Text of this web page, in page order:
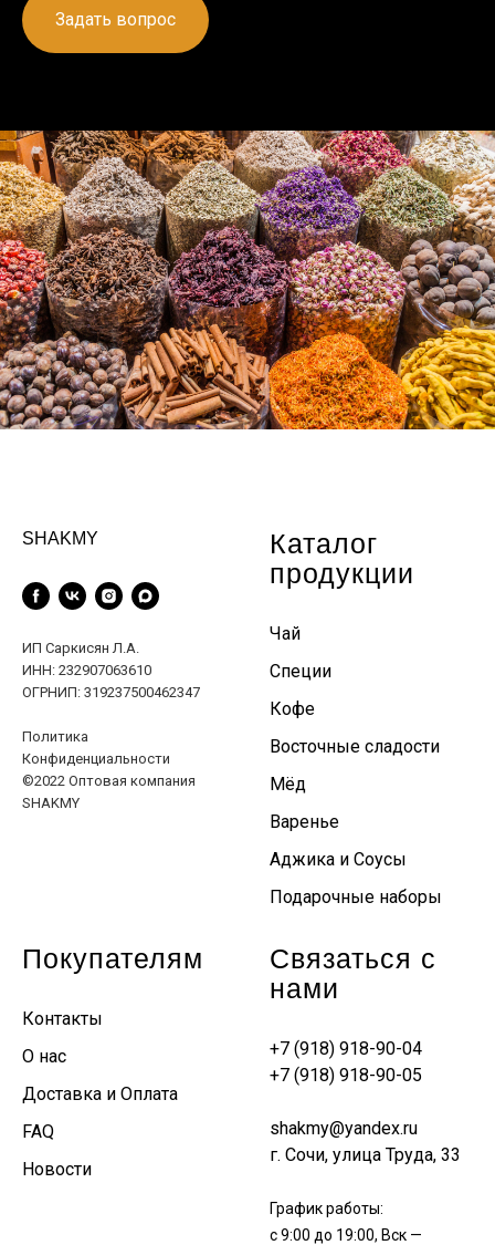
Задать вопрос
SHAKMY
ИП Саркисян Л.А.
ИНН: 232907063610
ОГРНИП: 319237500462347
Политика
Конфиденциальности
©2022 Оптовая компания
SHAKMY
Каталог
продукции
Чай
Специи
Кофе
Восточные сладости
Мёд
Варенье
Аджика и Соусы
Подарочные наборы
Покупателям
Контакты
О нас
Доставка и Оплата
FAQ
Новости
Связаться с
нами
+7 (918) 918-90-04
+7 (918) 918-90-05
shakmy@yandex.ru
г. Сочи, улица Труда, 33
График работы:
с 9:00 до 19:00, Вск —